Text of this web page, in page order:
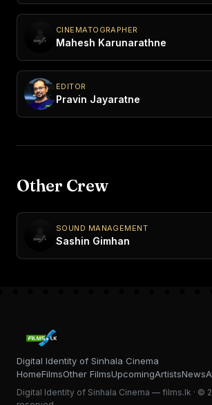
CINEMATOGRAPHER
Mahesh Karunarathne
EDITOR
Pravin Jayaratne
Other Crew
SOUND MANAGEMENT
Sashin Gimhan
Digital Identity of Sinhala Cinema
HomeFilmsOther FilmsUpcomingArtistsNews
Digital Identity of Sinhala Cinema — films.lk · ©